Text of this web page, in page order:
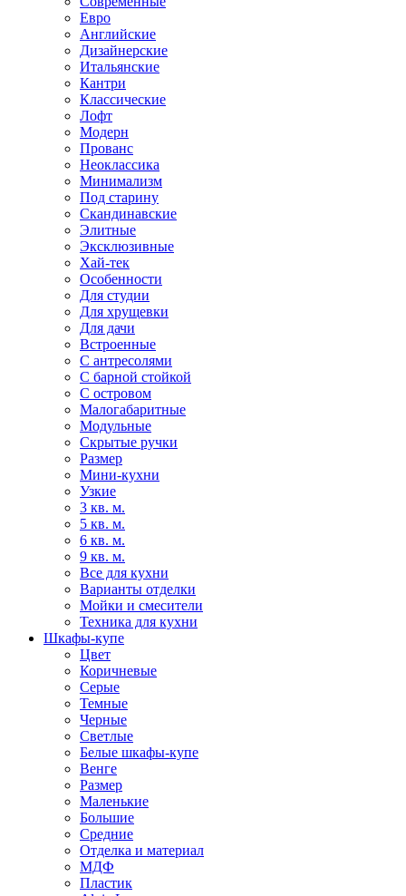
Евро
Английские
Дизайнерские
Итальянские
Кантри
Классические
Лофт
Модерн
Прованс
Неоклассика
Минимализм
Под старину
Скандинавские
Элитные
Эксклюзивные
Хай-тек
Особенности
Для студии
Для хрущевки
Для дачи
Встроенные
С антресолями
С барной стойкой
С островом
Малогабаритные
Модульные
Скрытые ручки
Размер
Мини-кухни
Узкие
3 кв. м.
5 кв. м.
6 кв. м.
9 кв. м.
Все для кухни
Варианты отделки
Мойки и смесители
Техника для кухни
Шкафы-купе
Цвет
Коричневые
Серые
Темные
Черные
Светлые
Белые шкафы-купе
Венге
Размер
Маленькие
Большие
Средние
Отделка и материал
МДФ
Пластик